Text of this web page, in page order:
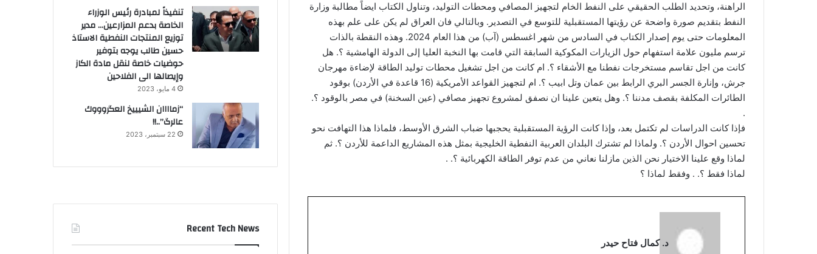
الراهنة، وتحديد الطلب الحقيقي على النفط الخام لتجهيز المصافي ومحطات التوليد، وتناول الكتاب ايضاً مطالبة وزارة
النفط بتقديم صورة واضحة عن رؤيتها المستقبلية للتوسع في التصدير. وبالتالي فان العراق لم يكن على علم بهذه
المعلومات حتى يوم إصدار الكتاب في السادس من شهر اغسطس (آب) من هذا العام 2024. وهذه النقطة بالذات
ترسم مليون علامة استفهام حول الزيارات المكوكية السابقة التي قامت بها النخبة العليا إلى الدولة الهامشية ؟. هل
كانت من اجل تقاسم مستخرجات نفطنا مع الأشقاء ؟. ام كانت من اجل تشغيل محطات توليد الطاقة لإضاءة مهرجان
جرش، وإنارة الجسر البري الرابط بين عمان وتل ابيب ؟. ام لتجهيز القواعد الأمريكية (16 قاعدة في الأردن) بوقود
الطائرات المكلفة بقصف مدننا ؟. وهل يتعين علينا ان نصفق لمشروع تجهيز مصافي (عين السخنة) في مصر بالوقود ؟.
.
فإذا كانت الدراسات لم تكتمل بعد، وإذا كانت الرؤية المستقبلية يحجبها ضباب الشرق الأوسط، فلماذا هذا التهافت نحو
تحسين احوال الأردن ؟. ولماذا لم تشترك البلدان العربية النفطية الخليجية بمثل هذه المشاريع الداعمة للأردن ؟. ثم
لماذا وقع علينا الاختيار نحن الذين مازلنا نعاني من عدم توفر الطاقة الكهربائية ؟. .
لماذا فقط ؟. . وفقط لماذا ؟
د. كمال فتاح حيدر
تنفيذاً لمبادرة رئيس الوزراء
الخاصة بدعم المزارعين… مدير
توزيع المنتجات النفطية الاستاذ
حسين طالب يوجه بتوفير
حوضيات خاصة لنقل مادة الكاز
وإيصالها الى الفلاحين
4 مايو، 2023
“زماااان الشيييخ العگروووك
عالرگ”..!!
22 سبتمبر، 2023
Recent Tech News